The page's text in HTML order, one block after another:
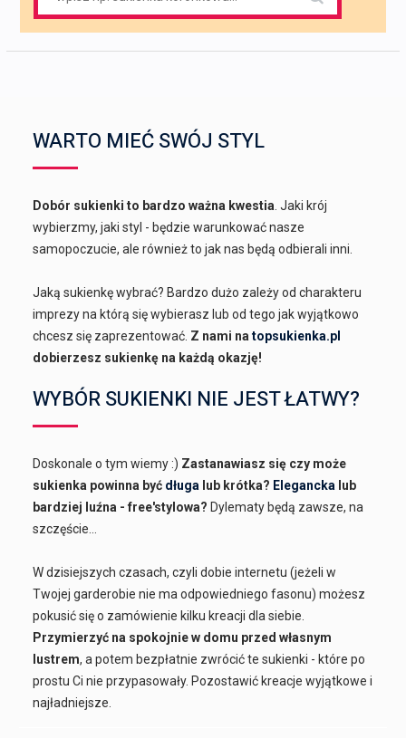
for:
WARTO MIEĆ SWÓJ STYL
Dobór sukienki to bardzo ważna kwestia . Jaki krój
wybierzmy, jaki styl - będzie warunkować nasze
samopoczucie, ale również to jak nas będą odbierali inni.
Jaką sukienkę wybrać? Bardzo dużo zależy od charakteru
imprezy na którą się wybierasz lub od tego jak wyjątkowo
chcesz się zaprezentować. Z nami natopsukienka.pl
dobierzesz sukienkę na każdą okazję!
WYBÓR SUKIENKI NIE JEST ŁATWY?
Doskonale o tym wiemy :) Zastanawiasz się czy może
sukienka powinna być długa lub krótka? Elegancka lub
bardziej luźna - free'stylowa? Dylematy będą zawsze, na
szczęście...
W dzisiejszych czasach, czyli dobie internetu (jeżeli w
Twojej garderobie nie ma odpowiedniego fasonu) możesz
pokusić się o zamówienie kilku kreacji dla siebie.
Przymierzyć na spokojnie w domu przed własnym
lustrem, a potem bezpłatnie zwrócić te sukienki - które po
prostu Ci nie przypasowały. Pozostawić kreacje wyjątkowe i
najładniejsze.